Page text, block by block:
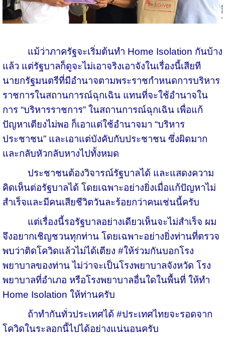
แม้ว่าภาครัฐจะเริ่มต้นทำ Home Isolation กันบ้าง
แล้ว แต่รัฐบาลก็ดูจะไม่เอาจริงเอาจังในเรื่องนี้เสียที
นายกรัฐมนตรีที่มีอำนาจตามพระราชกำหนดการบริหาร
ราชการในสถานการณ์ฉุกเฉิน แทนที่จะใช้อำนาจใน
การ “บริหารราชการ” ในสถานการณ์ฉุกเฉิน เพื่อแก้
ปัญหาเตียงไม่พอ ก็เอาแต่ใช้อำนาจมา “บริหาร
ประชาชน” และเอาแต่บังคับกับประชาชน ซึ่งผิดมาก
และกลับหัวกลับหางไปทั้งหมด
ประชาชนต้องวิจารณ์รัฐบาลได้ และแสดงความ
คิดเห็นต่อรัฐบาลได้ โดยเฉพาะอย่างยิ่งเมื่อแก้ปัญหาไม่
สำเร็จและมีคนเสียชีวิตวันละร้อยกว่าคนเช่นนี้ครับ
แต่เรื่องนี้รอรัฐบาลอย่างเดียวเห็นจะไม่สำเร็จ ผม
จึงอยากเชิญชวนทุกท่าน โดยเฉพาะอย่างยิ่งท่านที่ตรวจ
พบว่าติดโควิดแล้วไม่ได้เตียง #ให้ร่วมกันบอกโรง
พยาบาลของท่าน ไม่ว่าจะเป็นโรงพยาบาลจังหวัด โรง
พยาบาลที่อำเภอ หรือโรงพยาบาลอื่นใดในพื้นที่ ให้ทำ
Home Isolation ให้ท่านครับ
ถ้าทำกันทั่วประเทศได้ #ประเทศไทยจะรอดจาก
โควิดในระลอกนี้ไปได้อย่างแน่นอนครับ